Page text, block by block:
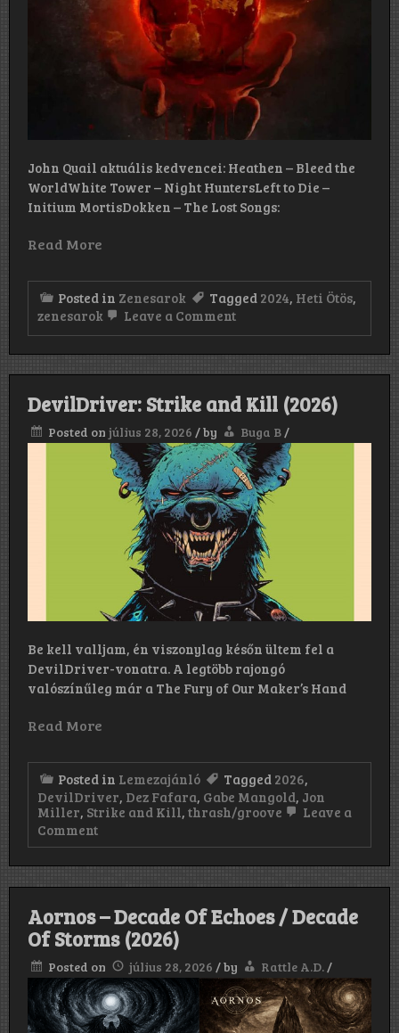
John Quail aktuális kedvencei: Heathen – Bleed the
WorldWhite Tower – Night HuntersLeft to Die –
Initium MortisDokken – The Lost Songs:
Read More
Posted in Zenesarok Tagged 2024, Heti Ötös,
zenesarok
Leave a Commenton
DevilDriver: Strike and Kill (2026)
Posted on július 28, 2026 /by Buga B/
Be kell valljam, én viszonylag későn ültem fel a
DevilDriver-vonatra. A legtöbb rajongó
valószínűleg már a The Fury of Our Maker’s Hand
Read More
Posted in Lemezajánló Tagged 2026,
DevilDriver, Dez Fafara, Gabe Mangold, Jon
Miller, Strike and Kill, thrash/groove
Leave a
Commenton
DevilDriver:
Kill
Aornos – Decade Of Echoes / Decade
Of Storms (2026)
Posted on július 28, 2026 /by Rattle A.D. /